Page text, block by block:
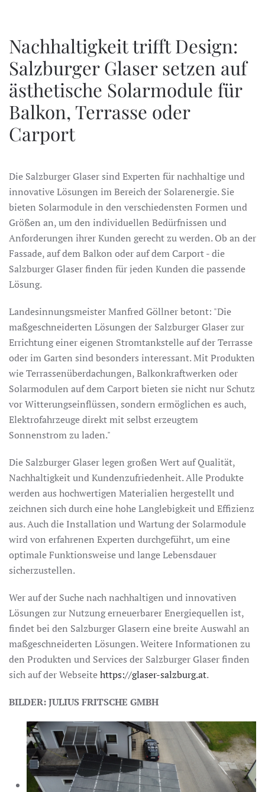
Nachhaltigkeit trifft Design:
Salzburger Glaser setzen auf
ästhetische Solarmodule für
Balkon, Terrasse oder
Carport
Die Salzburger Glaser sind Experten für nachhaltige und
innovative Lösungen im Bereich der Solarenergie. Sie
bieten Solarmodule in den verschiedensten Formen und
Größen an, um den individuellen Bedürfnissen und
Anforderungen ihrer Kunden gerecht zu werden. Ob an der
Fassade, auf dem Balkon oder auf dem Carport - die
Salzburger Glaser finden für jeden Kunden die passende
Lösung.
Landesinnungsmeister Manfred Göllner betont: "Die
maßgeschneiderten Lösungen der Salzburger Glaser zur
Errichtung einer eigenen Stromtankstelle auf der Terrasse
oder im Garten sind besonders interessant. Mit Produkten
wie Terrassenüberdachungen, Balkonkraftwerken oder
Solarmodulen auf dem Carport bieten sie nicht nur Schutz
vor Witterungseinflüssen, sondern ermöglichen es auch,
Elektrofahrzeuge direkt mit selbst erzeugtem
Sonnenstrom zu laden."
Die Salzburger Glaser legen großen Wert auf Qualität,
Nachhaltigkeit und Kundenzufriedenheit. Alle Produkte
werden aus hochwertigen Materialien hergestellt und
zeichnen sich durch eine hohe Langlebigkeit und Effizienz
aus. Auch die Installation und Wartung der Solarmodule
wird von erfahrenen Experten durchgeführt, um eine
optimale Funktionsweise und lange Lebensdauer
sicherzustellen.
Wer auf der Suche nach nachhaltigen und innovativen
Lösungen zur Nutzung erneuerbarer Energiequellen ist,
findet bei den Salzburger Glasern eine breite Auswahl an
maßgeschneiderten Lösungen. Weitere Informationen zu
den Produkten und Services der Salzburger Glaser finden
sich auf der Webseitehttps://glaser-salzburg.at.
BILDER: JULIUS FRITSCHE GMBH